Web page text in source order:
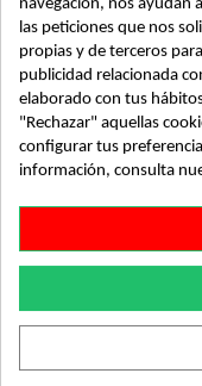
Recambio de
- ... 1.6 tdi | 0.08 - ...
5WK97023
Vehículo
navegación, nos ayudan
las peticiones que nos
propias y de terceros
publicidad relacionada
elaborado con tus
"Rechazar" aquellas
configurar tus
información, consulta